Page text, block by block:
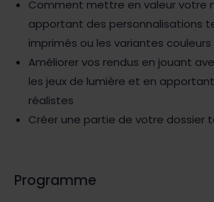
Comment mettre en valeur votre
apportant des personnalisations
imprimés ou les variantes couleurs
Améliorer vos rendus en jouant
les jeux de lumière et en
réalistes
Créer une partie de votre dossier
Programme